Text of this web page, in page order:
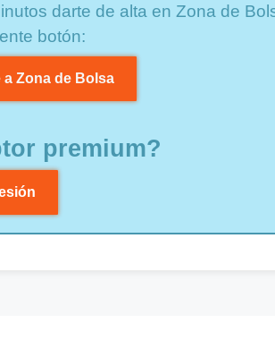
darte de alta en Zona de
botón:
Zona de Bolsa
premium?